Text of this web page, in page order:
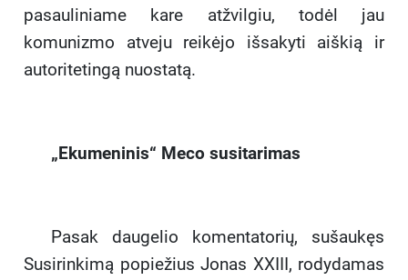
pasauliniame kare atžvilgiu, todėl jau
komunizmo atveju reikėjo išsakyti aiškią ir
autoritetingą nuostatą.
„Ekumeninis“ Meco susitarimas
Pasak daugelio komentatorių, sušaukęs
Susirinkimą popiežius Jonas XXIII, rodydamas